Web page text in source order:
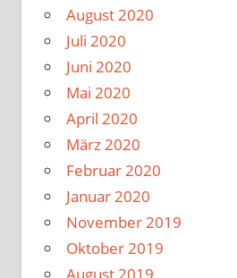
August 2020
Juli 2020
Juni 2020
Mai 2020
April 2020
März 2020
Februar 2020
Januar 2020
November 2019
Oktober 2019
August 2019